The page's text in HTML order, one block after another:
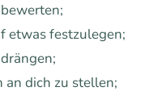
etwas festzulegen;
an dich zu stellen;